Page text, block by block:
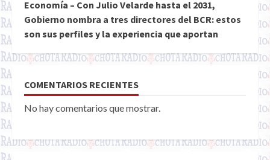
Economía – Con Julio Velarde hasta el 2031,
Gobierno nombra a tres directores del BCR: estos
son sus perfiles y la experiencia que aportan
COMENTARIOS RECIENTES
No hay comentarios que mostrar.